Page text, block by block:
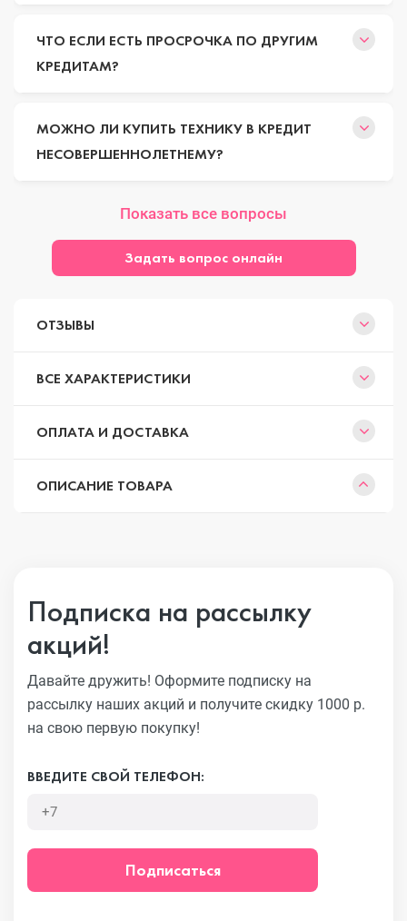
ЧТО ЕСЛИ ЕСТЬ ПРОСРОЧКА ПО ДРУГИМ
КРЕДИТАМ?
МОЖНО ЛИ КУПИТЬ ТЕХНИКУ В КРЕДИТ
НЕСОВЕРШЕННОЛЕТНЕМУ?
Показать все вопросы
Задать вопрос онлайн
ОТЗЫВЫ
ВСЕ ХАРАКТЕРИСТИКИ
ОПЛАТА И ДОСТАВКА
ОПИСАНИЕ ТОВАРА
Подписка на рассылку
акций!
Давайте дружить! Оформите подписку на
рассылку наших акций и получите скидку 1000 р.
на свою первую покупку!
ВВЕДИТЕ СВОЙ ТЕЛЕФОН:
Подписаться